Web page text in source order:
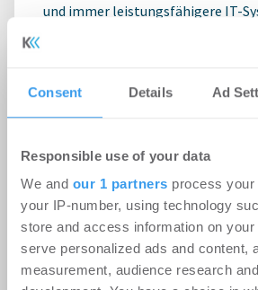
Consent Details Ad
Responsible use of your data
We and our 1 partners process your
your IP-number, using technology
store and access information on
serve personalized ads and content,
measurement, audience research
und immer leistungsfähigere IT-
Ingeborg-Warschke-
möglich –
Verena Hubertz
Schirmherrin
-08.07.2026
Login für den ganzen Artikel Wenn
registriert, erstellen Sie sich jetzt